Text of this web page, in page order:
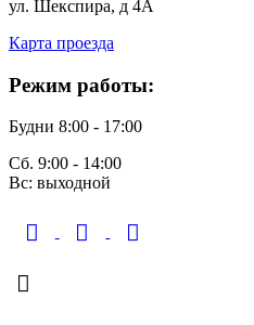
ул. Шекспира, д 4А
Карта проезда
Режим работы:
Будни 8:00 - 17:00
Сб. 9:00 - 14:00
Вс: выходной